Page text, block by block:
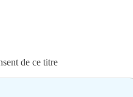
de ce titre